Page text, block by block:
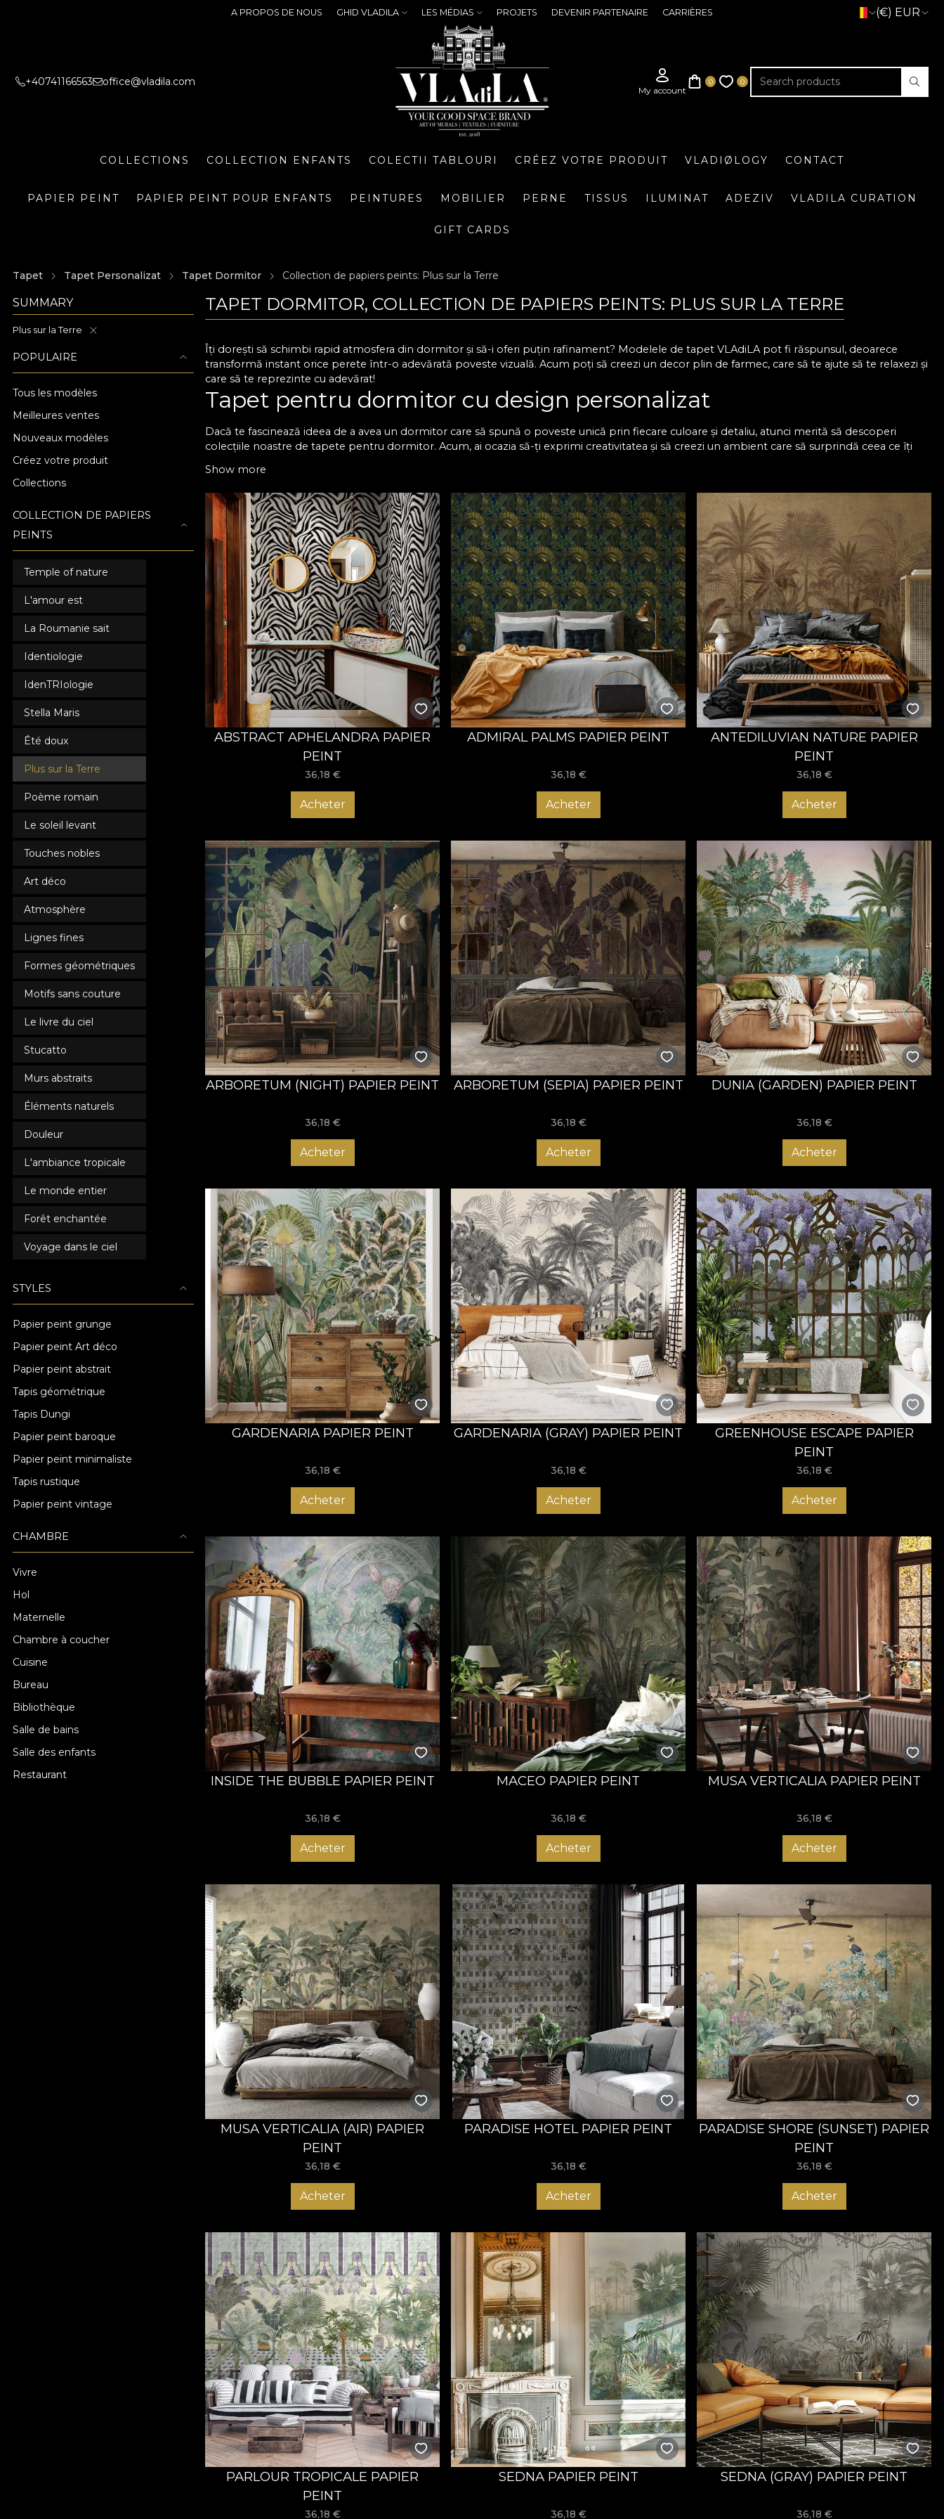
A PROPOS DE NOUS GHID VLADILA LES MÉDIAS PROJETS DEVENIR PARTENAIRE CARRIÈRES (€) EUR
+40741166563 office@vladila.com
COLLECTIONS COLLECTION ENFANTS COLECTII TABLOURI CRÉEZ VOTRE PRODUIT VLADIØLOGY CONTACT
PAPIER PEINT PAPIER PEINT POUR ENFANTS PEINTURES MOBILIER PERNE TISSUS ILUMINAT ADEZIV VLADILA CURATION
GIFT CARDS
Tapet Tapet Personalizat Tapet Dormitor Collection de papiers peints: Plus sur la Terre
SUMMARY
Plus sur la Terre
POPULAIRE
Tous les modèles
Meilleures ventes
Nouveaux modèles
Créez votre produit
Collections
COLLECTION DE PAPIERS
PEINTS
Temple of nature
L'amour est
La Roumanie sait
Identiologie
IdenTRIologie
Stella Maris
Été doux
Plus sur la Terre
Poème romain
Le soleil levant
Touches nobles
Art déco
Atmosphère
Lignes fines
Formes géométriques
Motifs sans couture
Le livre du ciel
Stucatto
Murs abstraits
Éléments naturels
Douleur
L'ambiance tropicale
Le monde entier
Forêt enchantée
Voyage dans le ciel
STYLES
Papier peint grunge
Papier peint Art déco
Papier peint abstrait
Tapis géométrique
Tapis Dungi
Papier peint baroque
Papier peint minimaliste
Tapis rustique
Papier peint vintage
CHAMBRE
Vivre
Hol
Maternelle
Chambre à coucher
Cuisine
Bureau
Bibliothèque
Salle de bains
Salle des enfants
Restaurant
TAPET DORMITOR, COLLECTION DE PAPIERS PEINTS: PLUS SUR LA TERRE
Îți dorești să schimbi rapid atmosfera din dormitor și să-i oferi puțin rafinament? Modelele de tapet VLAdiLA pot fi răspunsul, deoarece
transformă instant orice perete într-o adevărată poveste vizuală. Acum poți să creezi un decor plin de farmec, care să te ajute să te relaxezi și
care să te reprezinte cu adevărat!
Tapet pentru dormitor cu design personalizat
Dacă te fascinează ideea de a avea un dormitor care să spună o poveste unică prin fiecare culoare și detaliu, atunci merită să descoperi
colecțiile noastre de tapete pentru dormitor. Acum, ai ocazia să-ți exprimi creativitatea și să creezi un ambient care să surprindă ceea ce îți
model de poveste, de care te vei bucura în fiecare zi. Un simplu tapet în dormitor poate face diferența, așa că poți miza pe imprimeuri
discrete, în nuanțe neutre, dacă îți dorești un spațiu calm, relaxant, sau poți opta pentru modele spectaculoase, dacă vrei să transformi
complet încăperea. Tu decizi!
Alege tapetul premium VLAdiLA pentru un dormitor cu design
elegant
Orice tapet de dormitor pe care îl găsești la noi este proiectat să reziste în timp, iar culorile și formele își păstrează intensitatea, chiar și după
mulți ani de utilizare. Pentru tine, acest lucru înseamnă o investiție sigură și un decor care nu se demodează. Mai mult, acum ai ocazia de a
alege textura preferată, care se potrivește cel mai bine în spațiul tău și care aduce eleganța pe care ți-o dorești. Așadar, cu VLAdiLA este mai
ușor ca niciodată să te bucuri de dormitorul perfect și să-i redai acea atmosferă la care ai visat mereu. Colecțiile noastre sunt realizate de
designeri români de top și sunt premiate la competiții internaționale de profil, astfel că ai șansa de a beneficia de o transformare cu adevărat
specială în dormitor. Acum este momentul să acționezi și să alegi tapetul care îți îndeplinește toate preferințele. Comandă acum și
transformă-ți dormitorul în spațiul pe care îl meriți!
Show more
ABSTRACT APHELANDRA PAPIER
PEINT
36,18 €
Acheter
ADMIRAL PALMS PAPIER PEINT
36,18 €
Acheter
ANTEDILUVIAN NATURE PAPIER
PEINT
36,18 €
Acheter
ARBORETUM (NIGHT) PAPIER PEINT
36,18 €
Acheter
ARBORETUM (SEPIA) PAPIER PEINT
36,18 €
Acheter
DUNIA (GARDEN) PAPIER PEINT
36,18 €
Acheter
GARDENARIA PAPIER PEINT
36,18 €
Acheter
GARDENARIA (GRAY) PAPIER PEINT
36,18 €
Acheter
GREENHOUSE ESCAPE PAPIER
PEINT
36,18 €
Acheter
INSIDE THE BUBBLE PAPIER PEINT
36,18 €
Acheter
MACEO PAPIER PEINT
36,18 €
Acheter
MUSA VERTICALIA PAPIER PEINT
36,18 €
Acheter
MUSA VERTICALIA (AIR) PAPIER
PEINT
36,18 €
Acheter
PARADISE HOTEL PAPIER PEINT
36,18 €
Acheter
PARADISE SHORE (SUNSET) PAPIER
PEINT
36,18 €
Acheter
PARLOUR TROPICALE PAPIER
PEINT
36,18 €
SEDNA PAPIER PEINT
36,18 €
SEDNA (GRAY) PAPIER PEINT
36,18 €